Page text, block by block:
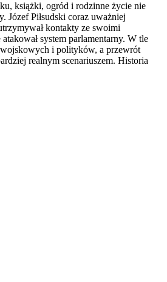
książki, ogród i rodzinne życie nie
Józef Piłsudski coraz uważniej
kontakty ze swoimi
system parlamentarny. W tle
wojskowych i polityków, a przewrót
realnym scenariuszem. Historia